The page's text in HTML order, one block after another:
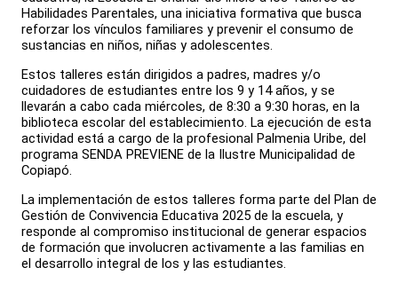
Habilidades Parentales, una iniciativa formativa que busca
reforzar los vínculos familiares y prevenir el consumo de
sustancias en niños, niñas y adolescentes.
Estos talleres están dirigidos a padres, madres y/o
cuidadores de estudiantes entre los 9 y 14 años, y se
llevarán a cabo cada miércoles, de 8:30 a 9:30 horas, en la
biblioteca escolar del establecimiento. La ejecución de esta
actividad está a cargo de la profesional Palmenia Uribe, del
programa SENDA PREVIENE de la Ilustre Municipalidad de
Copiapó.
La implementación de estos talleres forma parte del Plan de
Gestión de Convivencia Educativa 2025 de la escuela, y
responde al compromiso institucional de generar espacios
de formación que involucren activamente a las familias en
el desarrollo integral de los y las estudiantes.